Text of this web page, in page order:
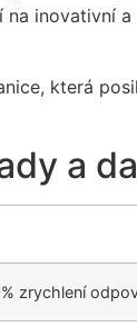
inovativní
která
a
zrychlení